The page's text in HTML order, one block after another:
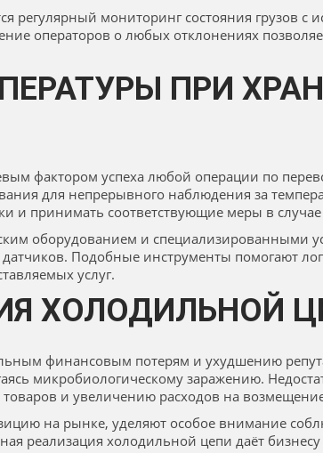
регулярный мониторинг состояния грузов
операторов о любых отклонениях
ПРИ
фактором успеха любой операции по
для непрерывного наблюдения за
и принимать соответствующие меры в
оборудованием и специализированными
Подобные инструменты помогают
услуг.
ХОЛОДИЛЬНОЙ
финансовым потерям и ухудшению
микробиологическому заражению.
и увеличению расходов на
на рынке, уделяют особое внимание
реализация холодильной цепи даёт